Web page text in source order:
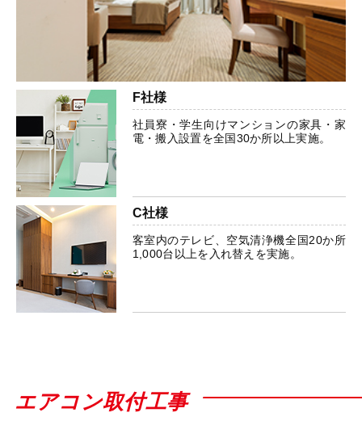
F社様
社員寮・学生向けマンションの家具・家
電・搬入設置を全国30か所以上実施。
C社様
客室内のテレビ、空気清浄機全国20か所
1,000台以上を入れ替えを実施。
エアコン取付工事